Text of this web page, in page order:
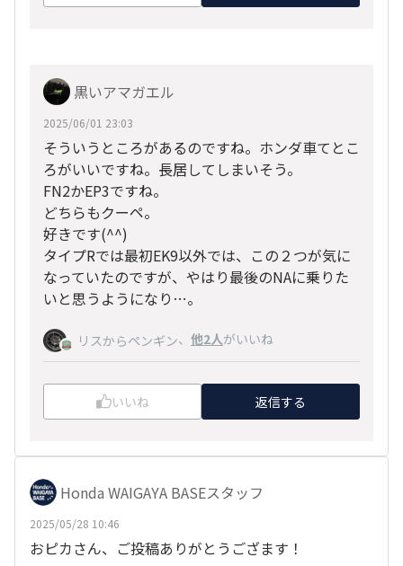
黒いアマガエル
2025/06/01 23:03
そういうところがあるのですね。ホンダ車てとこ
ろがいいですね。長居してしまいそう。
FN2かEP3ですね。
どちらもクーペ。
好きです(^^)
タイプRでは最初EK9以外では、この２つが気に
なっていたのですが、やはり最後のNAに乗りた
いと思うようになり…。
リスからペンギン、 他2人がいいね
いいね 返信する
Honda WAIGAYA BASEスタッフ
2025/05/28 10:46
おピカさん、ご投稿ありがとうござます！